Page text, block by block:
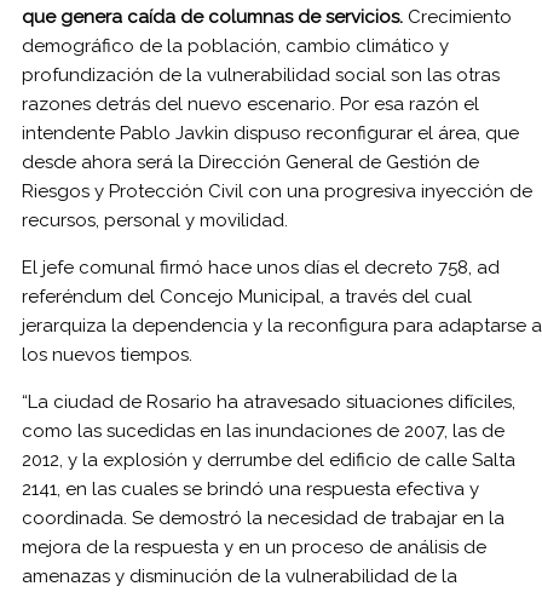
que genera caída de columnas de servicios. Crecimiento
demográfico de la población, cambio climático y
profundización de la vulnerabilidad social son las otras
razones detrás del nuevo escenario. Por esa razón el
intendente Pablo Javkin dispuso reconfigurar el área, que
desde ahora será la Dirección General de Gestión de
Riesgos y Protección Civil con una progresiva inyección de
recursos, personal y movilidad.
El jefe comunal firmó hace unos días el decreto 758, ad
referéndum del Concejo Municipal, a través del cual
jerarquiza la dependencia y la reconfigura para adaptarse a
los nuevos tiempos.
“La ciudad de Rosario ha atravesado situaciones difíciles,
como las sucedidas en las inundaciones de 2007, las de
2012, y la explosión y derrumbe del edificio de calle Salta
2141, en las cuales se brindó una respuesta efectiva y
coordinada. Se demostró la necesidad de trabajar en la
mejora de la respuesta y en un proceso de análisis de
amenazas y disminución de la vulnerabilidad de la